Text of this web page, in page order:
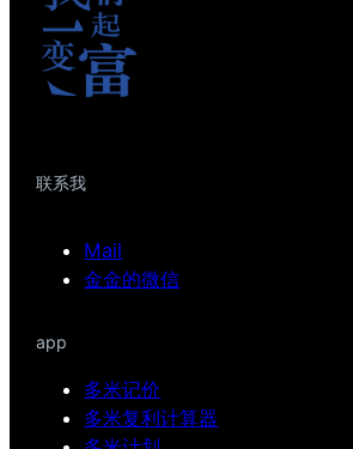
联系我
Mail
金金的微信
app
多米记价
多米复利计算器